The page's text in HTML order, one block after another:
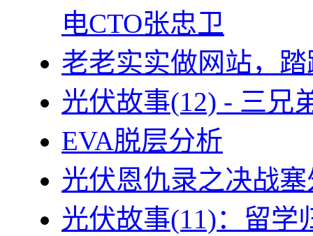
电CTO张忠卫
老老实实做网站，
光伏故事(12) - 三兄
EVA脱层分析
光伏恩仇录之决战
光伏故事(11)：留学